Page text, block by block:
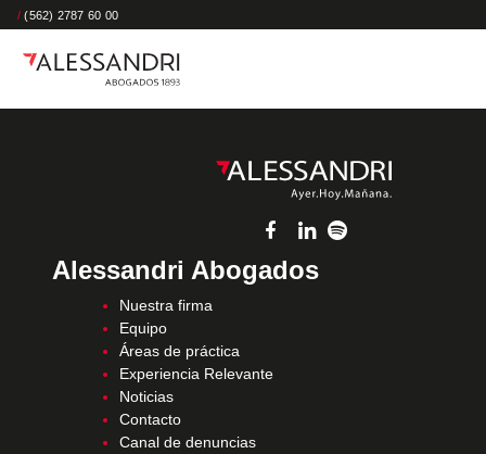
/ (562) 2787 60 00
Alessandri Abogados
Nuestra firma
Equipo
Áreas de práctica
Experiencia Relevante
Noticias
Contacto
Canal de denuncias